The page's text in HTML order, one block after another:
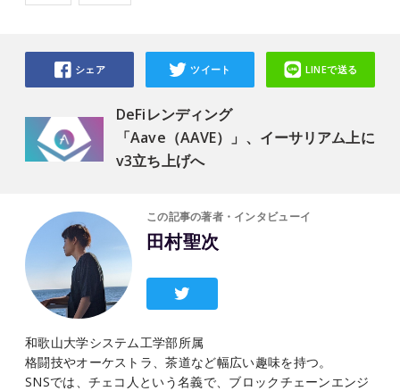
DeFiレンディング
「Aave（AAVE）」、イーサリアム上に
v3立ち上げへ
シェア ツイート LINEで送る
この記事の著者・インタビューイ
田村聖次
和歌山大学システム工学部所属
格闘技やオーケストラ、茶道など幅広い趣味を持つ。
SNSでは、チェコ人という名義で、ブロックチェーンエンジ